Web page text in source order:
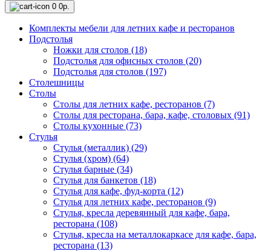
0 0р.
Комплекты мебели для летних кафе и ресторанов
Подстолья
Ножки для столов (18)
Подстолья для офисных столов (20)
Подстолья для столов (197)
Столешницы
Столы
Столы для летних кафе, ресторанов (7)
Столы для ресторана, бара, кафе, столовых (91)
Столы кухонные (73)
Стулья
Стулья (металлик) (29)
Стулья (хром) (64)
Стулья барные (34)
Стулья для банкетов (18)
Стулья для кафе, фуд-корта (12)
Стулья для летних кафе, ресторанов (9)
Стулья, кресла деревянный для кафе, бара,
ресторана (108)
Стулья, кресла на металлокаркасе для кафе, бара,
ресторана (13)